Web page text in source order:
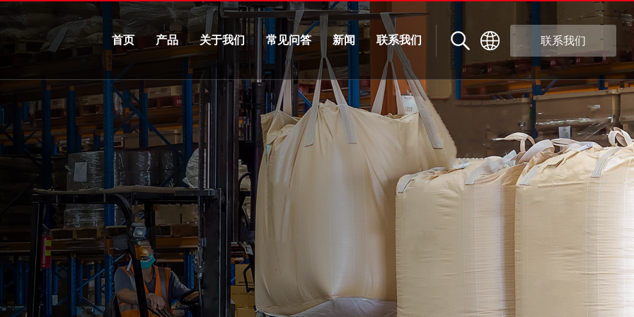
首页 产品 关于我们 常见问答 新闻 联系我们 联系我们